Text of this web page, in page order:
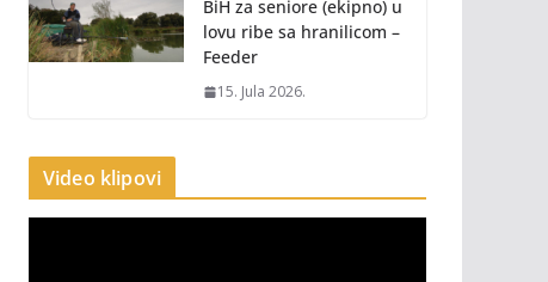
BiH za seniore (ekipno) u
lovu ribe sa hranilicom –
Feeder
15. Jula 2026.
Video klipovi